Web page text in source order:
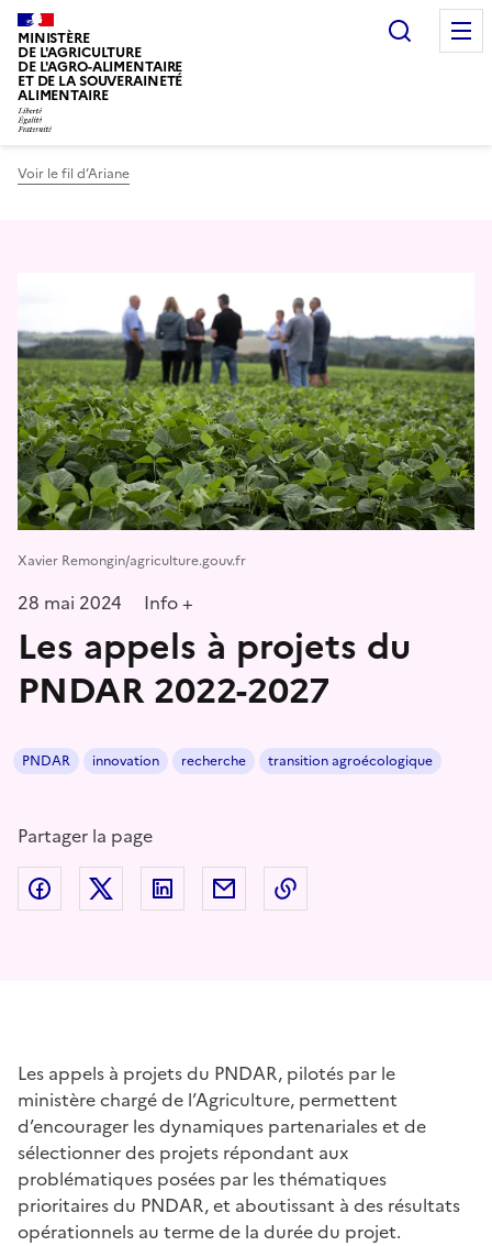
MINISTÈRE
DE L'AGRICULTURE
DE L'AGRO-ALIMENTAIRE
ET DE LA SOUVERAINETÉ
ALIMENTAIRE
Voir le fil d’Ariane
Xavier Remongin/agriculture.gouv.fr
28 mai 2024 Info +
Les appels à projets du
PNDAR 2022-2027
PNDAR innovation recherche transition agroécologique
Partager la page
Partager sur Facebook
Partager sur Twitter
Partager sur LinkedIn
Partager par email
Les appels à projets du PNDAR, pilotés par le
ministère chargé de l’Agriculture, permettent
d’encourager les dynamiques partenariales et de
sélectionner des projets répondant aux
problématiques posées par les thématiques
prioritaires du PNDAR, et aboutissant à des résultats
opérationnels au terme de la durée du projet.